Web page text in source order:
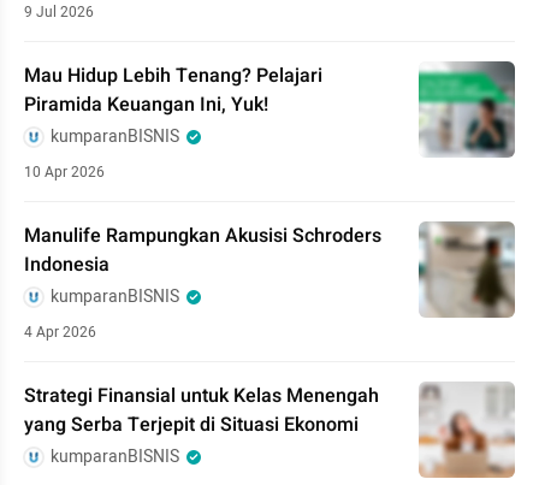
9 Jul 2026
Mau Hidup Lebih Tenang? Pelajari
Piramida Keuangan Ini, Yuk!
kumparanBISNIS
10 Apr 2026
Manulife Rampungkan Akusisi Schroders
Indonesia
kumparanBISNIS
4 Apr 2026
Strategi Finansial untuk Kelas Menengah
yang Serba Terjepit di Situasi Ekonomi
kumparanBISNIS